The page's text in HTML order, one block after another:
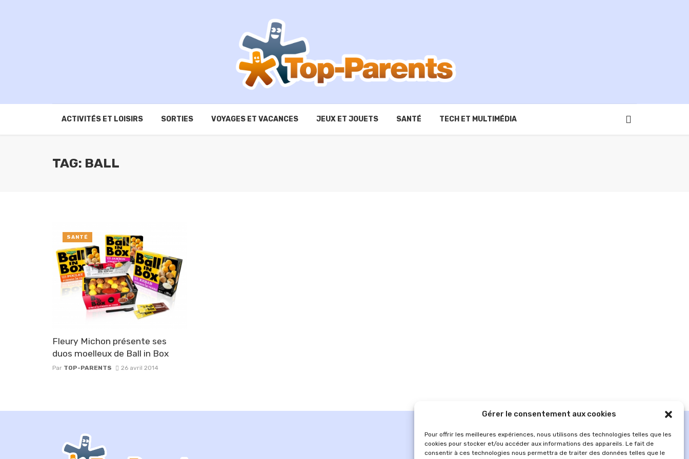
Gérer le consentement aux cookies
Pour offrir les meilleures expériences, nous utilisons des technologies telles que les
cookies pour stocker et/ou accéder aux informations des appareils. Le fait de
consentir à ces technologies nous permettra de traiter des données telles que le
ACTIVITÉS ET LOISIRS SORTIES VOYAGES ET VACANCES JEUX ET JOUETS SANTÉ TECH ET MULTIMÉDIA
TAG: BALL
Fleury Michon présente ses
duos moelleux de Ball in Box
Par TOP-PARENTS 26 avril 2014
SANTÉ